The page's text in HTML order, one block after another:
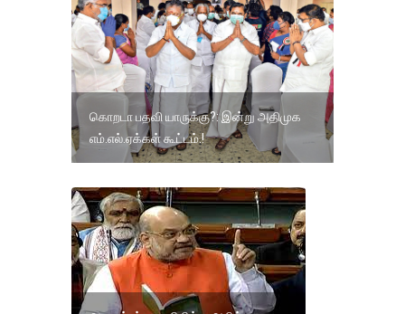
கொறடா பதவி யாருக்கு?: இன்று அதிமுக
எம்.எல்.ஏக்கள் கூட்டம்.!